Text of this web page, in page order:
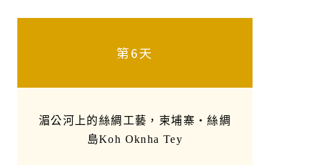
第6天
湄公河上的絲綢工藝，柬埔寨・絲綢
島Koh Oknha Tey